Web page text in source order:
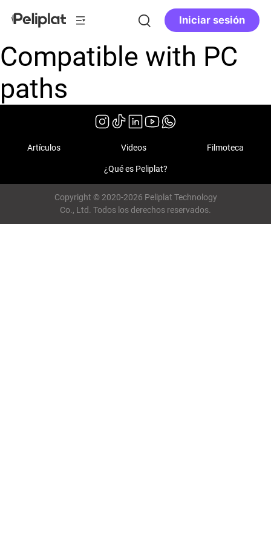
Iniciar sesión
Compatible with PC
paths
Artículos Videos Filmoteca
¿Qué es Peliplat?
Copyright © 2020-2026 Peliplat Technology
Co., Ltd. Todos los derechos reservados.